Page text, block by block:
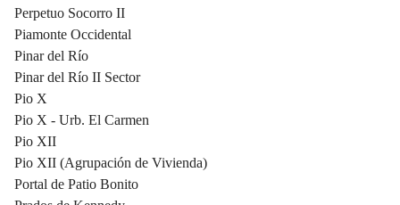
Perpetuo Socorro II
Piamonte Occidental
Pinar del Río
Pinar del Río II Sector
Pio X
Pio X - Urb. El Carmen
Pio XII
Pio XII (Agrupación de Vivienda)
Portal de Patio Bonito